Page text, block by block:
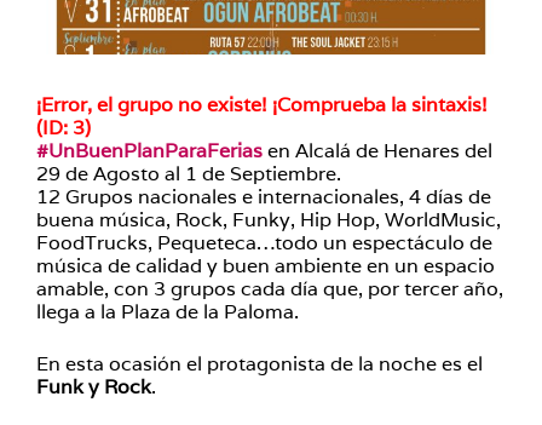
¡Error, el grupo no existe! ¡Comprueba la sintaxis!
(ID: 3)
#UnBuenPlanParaFeriasen Alcalá de Henares del
29 de Agosto al 1 de Septiembre.
12 Grupos nacionales e internacionales, 4 días de
buena música, Rock, Funky, Hip Hop, WorldMusic,
FoodTrucks, Pequeteca…todo un espectáculo de
música de calidad y buen ambiente en un espacio
amable, con 3 grupos cada día que, por tercer año,
llega a la Plaza de la Paloma.
En esta ocasión el protagonista de la noche es el
Funk y Rock.